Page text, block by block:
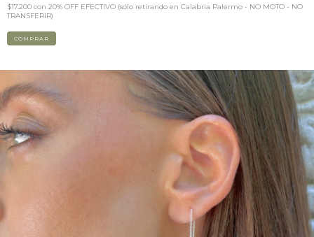
$17.200 con 20% OFF EFECTIVO (sólo retirando en Calabria Palermo - NO MOTO - NO
TRANSFERIR)
COMPRAR